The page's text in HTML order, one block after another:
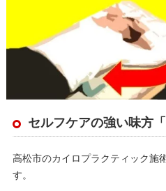
セルフケアの強い味方
高松市のカイロプラクティック施
す。